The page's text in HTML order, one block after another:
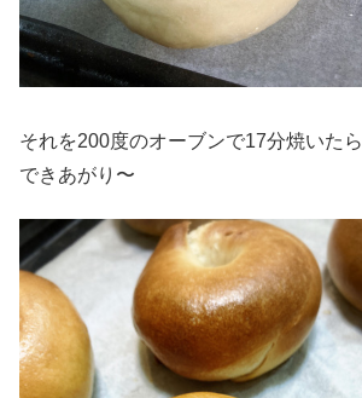
それを200度のオーブンで17分焼いたら
できあがり〜